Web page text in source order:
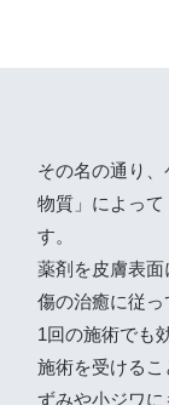
その名の通り
物質」によっ
す。
薬剤を皮膚表
傷の治癒に従っ
1回の施術でも
施術を受ける
ずみや小ジワ